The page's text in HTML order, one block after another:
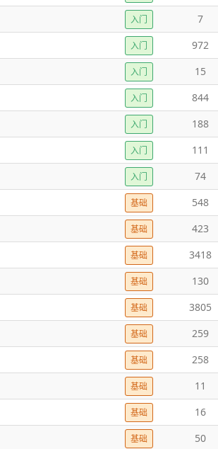
入门
7
入门
972
入门
15
入门
844
入门
188
入门
111
入门
74
基础
548
基础
423
基础
3418
基础
130
基础
3805
基础
259
基础
258
基础
11
基础
16
基础 50